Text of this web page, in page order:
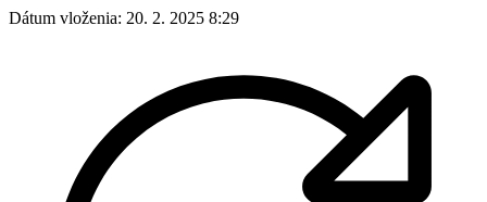
Dátum vloženia: 20. 2. 2025 8:29